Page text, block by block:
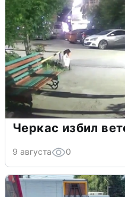
Черкас избил
9 августа 0